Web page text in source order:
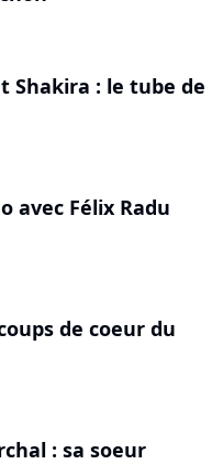
Shakira : le tube de
avec Félix Radu
de coeur du
: sa soeur